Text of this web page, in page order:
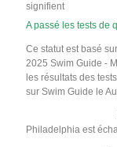
signifient
A passé les tests de
Ce statut est basé
2025 Swim Guide -
les résultats des
sur Swim Guide le
Philadelphia est